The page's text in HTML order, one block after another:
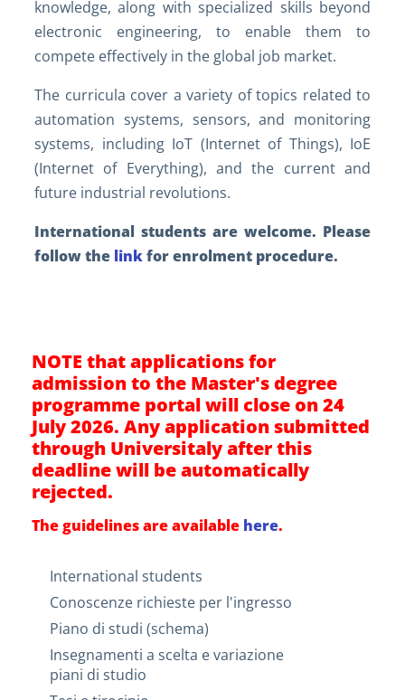
knowledge, along with specialized skills beyond
electronic engineering, to enable them to
compete effectively in the global job market.
The curricula cover a variety of topics related to
automation systems, sensors, and monitoring
systems, including IoT (Internet of Things), IoE
(Internet of Everything), and the current and
future industrial revolutions.
International students are welcome. Please
follow the linkfor enrolment procedure.
NOTE that applications for
admission to the Master's degree
programme portal will close on 24
July 2026. Any application submitted
through Universitaly after this
deadline will be automatically
rejected.
The guidelines are available here.
International students
Conoscenze richieste per l'ingresso
Piano di studi (schema)
Insegnamenti a scelta e variazione
piani di studio